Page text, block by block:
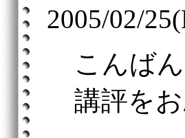
2005/02/
こんばん
講評を